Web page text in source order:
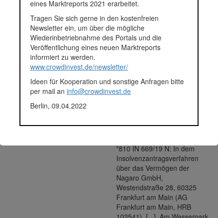
Zielmarkt von Nagaro umfasst die städtischen und ländlichen
Gebiete in verschiedenen Entwicklungs- und Schwellenländern, in
denen die Abfallwirtschaft aufgrund des Bevölkerungs- und
Wirtschaftswachstums eine große Herausforderung darstellt.
Nagaro sieht die dezentralen intelligenten Biogasanlagen
aufgrund ihrer Flexibilität und vielfältigen Einsatzmöglichkeit dabei
als praktikabelste Lösung für die organische Abfallwirtschaft.
Fundingsumme
114.300 Euro
Finanziert in
2018
Anlagestatus
Notizen
insolvenzbekanntmachungen.de
"810 IN 669/19 N: In dem
Insolvenzantragsverfahren
über das Vermögen der
Nagaro GmbH,
Westendstraße 28, 60325
Frankfurt am Main (AG
Frankfurt am Main, HRB
eines Marktreports 2021 erarbeitet.
Tragen Sie sich gerne in den kostenfreien
Newsletter ein, um über die mögliche
Wiederinbetriebnahme des Portals und die
Veröffentlichung eines neuen Marktreports
informiert zu werden.
www.crowdinvest.de/newsletter/
Ideen für Kooperation und sonstige Anfragen bitte
per mail an info@crowdinvest.de
Berlin, 09.04.2022